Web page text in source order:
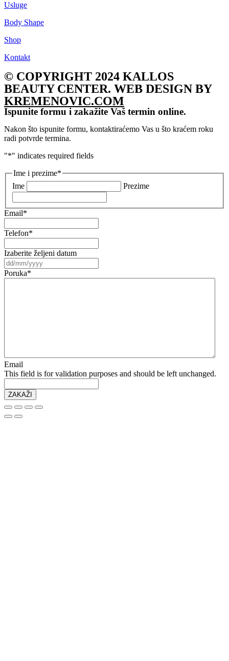
Usluge
Body Shape
Shop
Kontakt
© COPYRIGHT 2024 KALLOS
BEAUTY CENTER. WEB DESIGN BY
KREMENOVIC.COM
Ispunite formu i zakažite Vaš termin online.
Nakon što ispunite formu, kontaktiraćemo Vas u što kraćem roku
radi potvrde termina.
"*" indicates required fields
Ime i prezime*
Ime
Prezime
Email*
Telefon*
Izaberite željeni datum
slash
MM
Poruka*
Email
This field is for validation purposes and should be left unchanged.